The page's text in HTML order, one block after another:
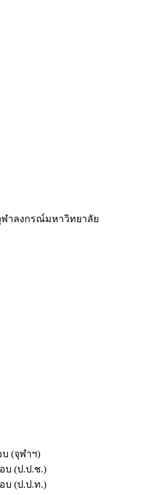
ฬาลงกรณ์มหาวิทยาลัย
(จุฬาฯ)
บ (ป.ป.ช.)
บ (ป.ป.ท.)